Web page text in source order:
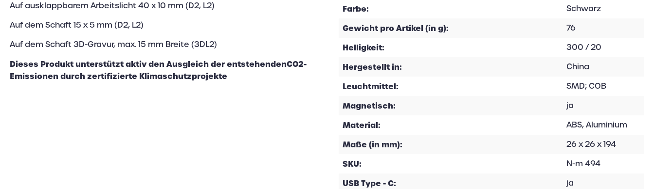
Auf ausklappbarem Arbeitslicht 40 x 10 mm (D2, L2)
Auf dem Schaft 15 x 5 mm (D2, L2)
Auf dem Schaft 3D-Gravur, max. 15 mm Breite (3DL2)
Dieses Produkt unterstützt aktiv den Ausgleich der entstehendenCO2-
Emissionen durch zertifizierte Klimaschutzprojekte
Farbe: Schwarz
Gewicht pro Artikel (in g): 76
Helligkeit: 300 / 20
Hergestellt in: China
Leuchtmittel: SMD; COB
Magnetisch: ja
Material: ABS, Aluminium
Maße (in mm): 26 x 26 x 194
SKU: N-m 494
USB Type - C: ja